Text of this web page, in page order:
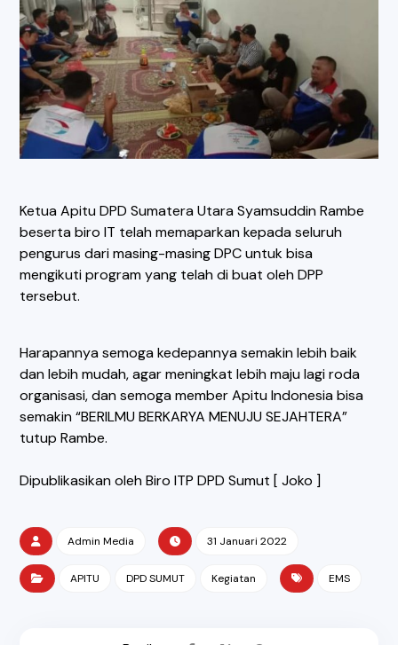
Ketua Apitu DPD Sumatera Utara Syamsuddin Rambe
beserta biro IT telah memaparkan kepada seluruh
pengurus dari masing-masing DPC untuk bisa
mengikuti program yang telah di buat oleh DPP
tersebut.
Harapannya semoga kedepannya semakin lebih baik
dan lebih mudah, agar meningkat lebih maju lagi roda
organisasi, dan semoga member Apitu Indonesia bisa
semakin “BERILMU BERKARYA MENUJU SEJAHTERA”
tutup Rambe.
Dipublikasikan oleh Biro ITP DPD Sumut [ Joko ]
Admin Media 31 Januari 2022
APITU DPD SUMUT Kegiatan EMS